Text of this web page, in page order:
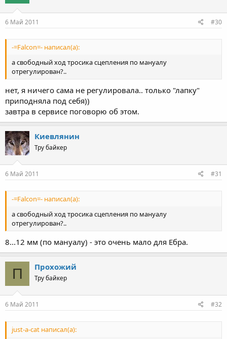
6 Май 2011 #30
-=Falcon=- написал(а):
а свободный ход тросика сцепления по мануалу
отрегулирован?..
нет, я ничего сама не регулировала.. только "лапку"
приподняла под себя))
завтра в сервисе поговорю об этом.
Киевлянин
Тру байкер
6 Май 2011 #31
-=Falcon=- написал(а):
а свободный ход тросика сцепления по мануалу
отрегулирован?..
8...12 мм (по мануалу) - это очень мало для Ебра.
П Прохожий
Тру байкер
6 Май 2011 #32
just-a-cat написал(а):